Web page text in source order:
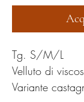
Tg. S/M/L
Velluto di
Variante